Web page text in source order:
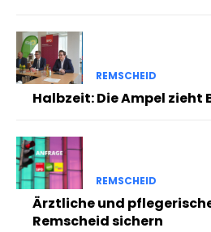
REMSCHEID
Halbzeit: Die Ampel zieht
REMSCHEID
Ärztliche und
Remscheid sichern